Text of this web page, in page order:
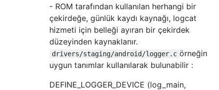
- ROM tarafından kullanılan herhangi bir
çekirdeğe, günlük kaydı kaynağı, logcat
hizmeti için belleği ayıran bir çekirdek
düzeyinden kaynaklanır.
drivers/staging/android/logger.c örneğin
uygun tanımlar kullanılarak bulunabilir :
DEFINE_LOGGER_DEVICE (log_main,